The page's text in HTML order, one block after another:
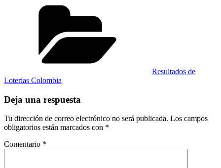
Resultados de
Loterias Colombia
Deja una respuesta
Tu dirección de correo electrónico no será publicada. Los campos
obligatorios están marcados con *
Comentario *